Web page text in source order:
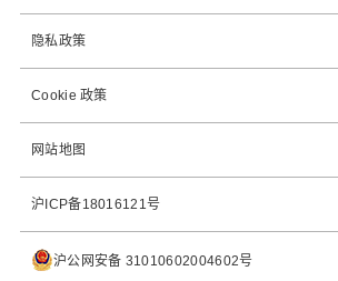
隐私政策
Cookie 政策
网站地图
沪ICP备18016121号
沪公网安备 31010602004602号